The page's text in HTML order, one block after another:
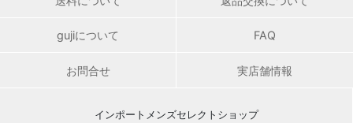
gujiについて FAQ
お問合せ 実店舗情報
インポートメンズセレクトショップ